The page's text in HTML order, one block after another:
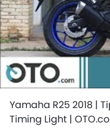
Yamaha R25 2018 |
Timing Light |